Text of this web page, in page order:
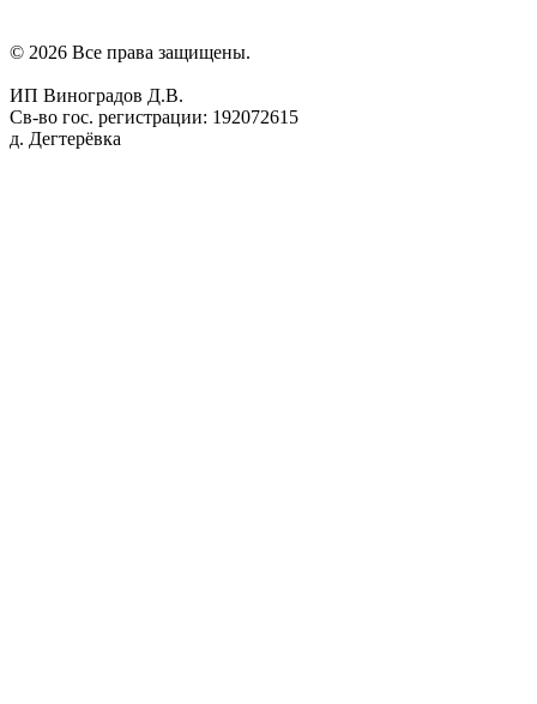
© 2026 Все права защищены.
ИП Виноградов Д.В.
Св-во гос. регистрации: 192072615
д. Дегтерёвка